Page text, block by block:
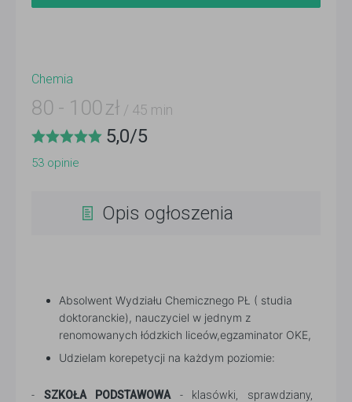
Chemia
80 - 100 zł / 45 min
5,0/5
53 opinie
Opis ogłoszenia
Absolwent Wydziału Chemicznego PŁ ( studia
doktoranckie), nauczyciel w jednym z
renomowanych łódzkich liceów,egzaminator OKE,
Udzielam korepetycji na każdym poziomie:
- SZKOŁA PODSTAWOWA - klasówki, sprawdziany,